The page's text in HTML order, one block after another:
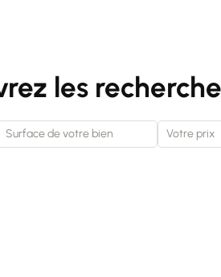
les